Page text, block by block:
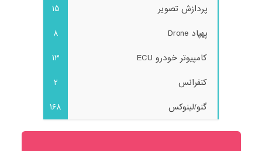
پردازش تصویر
15
پهپاد Drone
8
کامپیوتر خودرو ECU
13
کنفرانس
2
گنو/لینوکس
168